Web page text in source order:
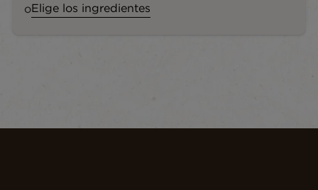
oElige los ingredientes